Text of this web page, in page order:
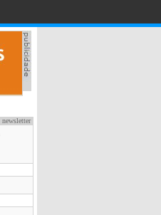
newsletter